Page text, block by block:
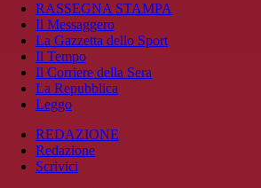
RASSEGNA STAMPA
Il Messaggero
La Gazzetta dello Sport
Il Tempo
Il Corriere della Sera
La Repubblica
Leggo
REDAZIONE
Redazione
Scrivici